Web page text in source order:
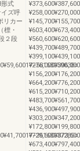
形式
ズ呼
リカー
標・
２段